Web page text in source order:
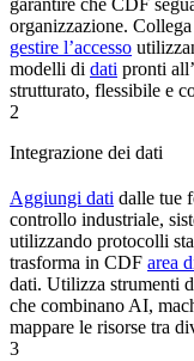
garantire che CDF
organizzazione. Collega
gestire l’accesso
modelli di dati pronti
strutturato, flessibile e
2
Integrazione dei dati
Aggiungi dati dalle tue
controllo industriale,
utilizzando protocolli
trasforma in CDF area
dati. Utilizza strumenti
che combinano AI,
mappare le risorse tra
3